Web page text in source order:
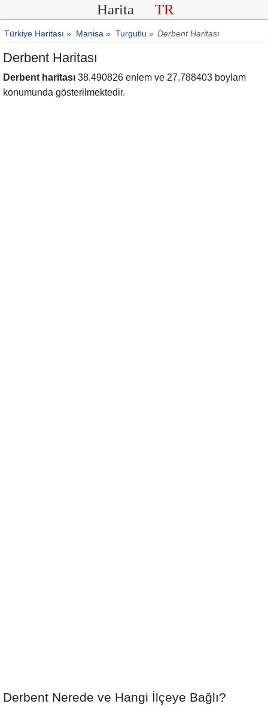
Harita TR
Türkiye Haritası » Manisa » Turgutlu » Derbent Haritası
Derbent Haritası
Derbent haritası 38.490826 enlem ve 27.788403 boylam
konumunda gösterilmektedir.
Derbent Nerede ve Hangi İlçeye Bağlı?